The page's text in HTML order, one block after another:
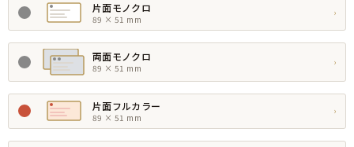
片面モノクロ
89 × 51 mm
›
両面モノクロ
89 × 51 mm
›
片面フルカラー
89 × 51 mm
›